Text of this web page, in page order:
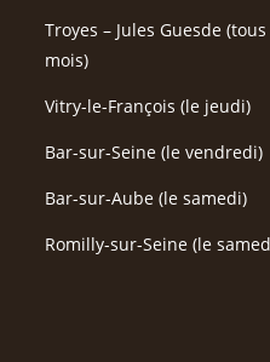
Troyes – Jules Guesde
mois)
Vitry-le-François (le jeudi)
Bar-sur-Seine (le vendredi)
Bar-sur-Aube (le samedi)
Romilly-sur-Seine (le